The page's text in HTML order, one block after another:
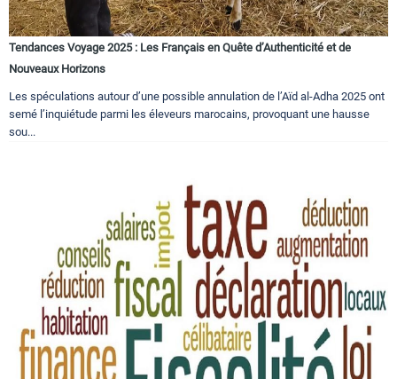
Tendances Voyage 2025 : Les Français en Quête d’Authenticité et de
Nouveaux Horizons
Les spéculations autour d’une possible annulation de l’Aïd al-Adha 2025 ont
semé l’inquiétude parmi les éleveurs marocains, provoquant une hausse
sou...